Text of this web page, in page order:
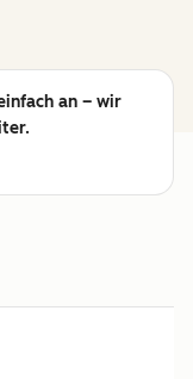
an – wir